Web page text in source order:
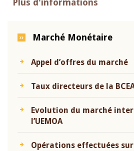
Plus d'informations
Marché Monétaire
Appel d’offres du marché
Taux directeurs de la
Evolution du marché
l’UEMOA
Opérations effectuées